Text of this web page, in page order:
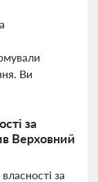
Ви
за
Верховний
за